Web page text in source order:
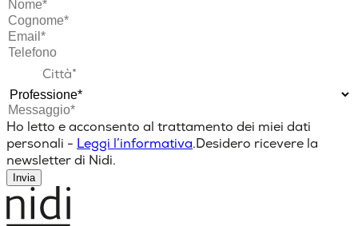
Ho letto e acconsento al trattamento dei miei dati
personali - Leggi l’informativa.Desidero ricevere la
newsletter di Nidi.
Invia